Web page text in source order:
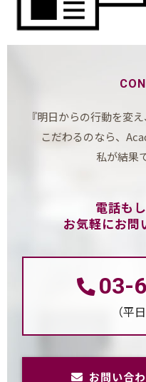
『明日からの行動を変
こだわるのなら、
私が結果
電話も
お気軽にお問
03-
（平
お問い合